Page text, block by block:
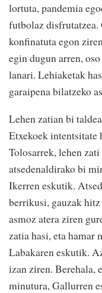
lortuta, pandemia
futbolaz disfrutatzea.
konfinatuta egon
egin dugun arren,
lanari. Lehiaketak
garaipena bilatzeko
Lehen zatian bi
Etxekoek intentsitate
Tolosarrek, lehen
atsedenaldirako bi
Ikerren eskutik.
berrikusi, gauzak
asmoz atera ziren
zatia hasi, eta hamar
Labakaren eskutik.
izan ziren. Berehala,
minutura, Gallurren